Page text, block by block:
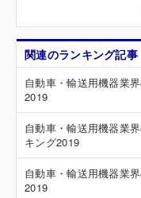
関連のランキング記事
自動車・輸送用機器業
2019
自動車・輸送用機器業
キング2019
自動車・輸送用機器業
2019